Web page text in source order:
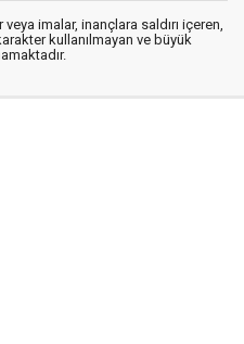
imalar, inançlara saldırı içeren,
kullanılmayan ve büyük